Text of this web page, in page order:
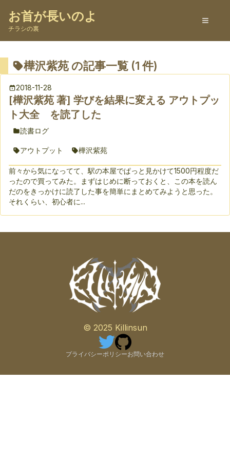
お首が長いのよ
チラシの裏
樺沢紫苑の記事一覧 (1 件)
2018-11-28
[樺沢紫苑 著] 学びを結果に変える アウトプッ
ト大全 を読了した
読書ログ
アウトプット 樺沢紫苑
前々から気になってて、駅の本屋でぱっと見かけて1500円程度だ
ったので買ってみた。まずはじめに断っておくと、この本を読ん
だのをきっかけに読了した事を簡単にまとめてみようと思った。
それくらい、初心者に...
© 2025 Killinsun
プライバシーポリシーお問い合わせ